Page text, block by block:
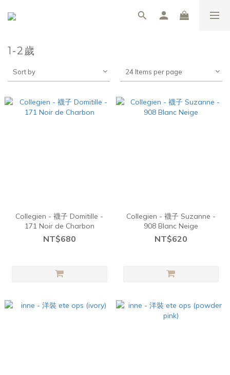
1-2歲
Sort by 24 Items per page
Collegien - 襪子 Domitille -
171 Noir de Charbon
NT$680
Collegien - 襪子 Suzanne -
908 Blanc Neige
NT$620